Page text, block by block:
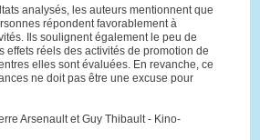
analysés, les auteurs mentionnent que
répondent favorablement à
Ils soulignent également le peu de
effets réels des activités de promotion de
elles sont évaluées. En revanche, ce
ne doit pas être une excuse pour
Arsenault et Guy Thibault - Kino-